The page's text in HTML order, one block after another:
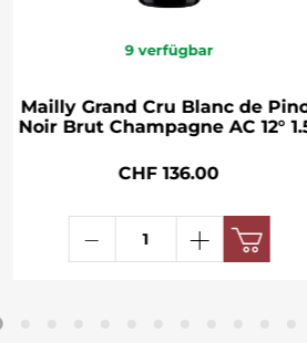
9 verfügbar
Mailly Grand Cru Blanc de
Noir Brut Champagne AC 12°
CHF 136.00